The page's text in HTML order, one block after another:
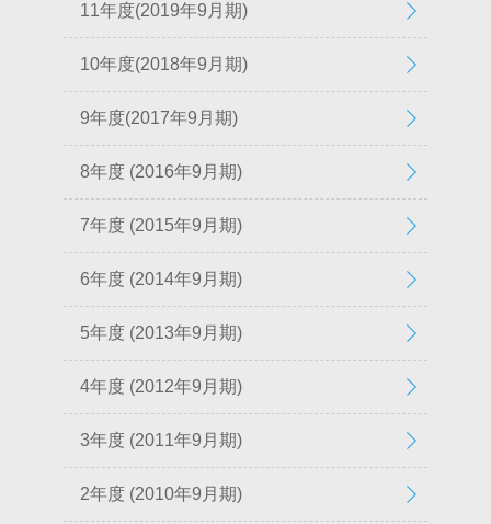
11年度(2019年9月期)
10年度(2018年9月期)
9年度(2017年9月期)
8年度 (2016年9月期)
7年度 (2015年9月期)
6年度 (2014年9月期)
5年度 (2013年9月期)
4年度 (2012年9月期)
3年度 (2011年9月期)
2年度 (2010年9月期)